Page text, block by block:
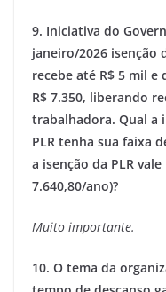
9. Iniciativa do
janeiro/2026 isenção
recebe até R$ 5 mil
R$ 7.350, liberando
trabalhadora. Qual a
PLR tenha sua faixa
a isenção da PLR
7.640,80/ano)?
Muito importante.
10. O tema da